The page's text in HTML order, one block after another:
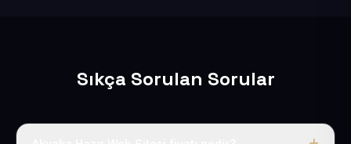
Sıkça Sorulan Sorular